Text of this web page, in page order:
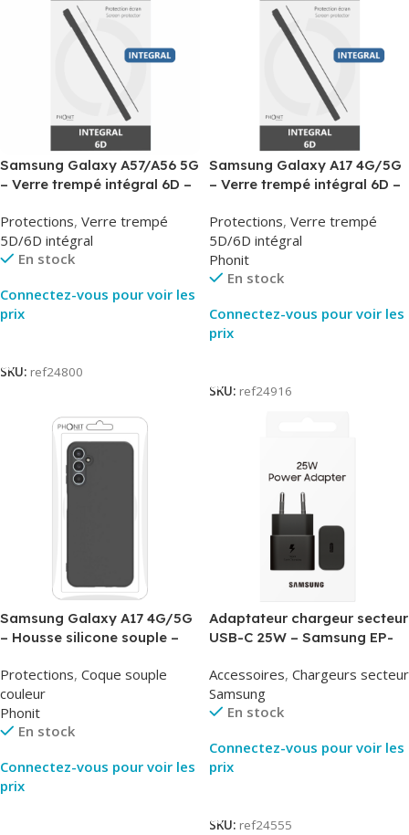
Samsung Galaxy A57/A56 5G
– Verre trempé intégral 6D –
Protections, Verre trempé
5D/6D intégral
En stock
Connectez-vous pour voir les
prix
SKU: ref24800
Samsung Galaxy A17 4G/5G
– Verre trempé intégral 6D –
Protections, Verre trempé
5D/6D intégral
Phonit
En stock
Connectez-vous pour voir les
prix
SKU: ref24916
Samsung Galaxy A17 4G/5G
– Housse silicone souple –
Protections, Coque souple
couleur
Phonit
En stock
Connectez-vous pour voir les
prix
Adaptateur chargeur secteur
USB-C 25W – Samsung EP-
Packaging Original
Accessoires, Chargeurs secteur
Samsung
En stock
Connectez-vous pour voir les
prix
SKU: ref24555